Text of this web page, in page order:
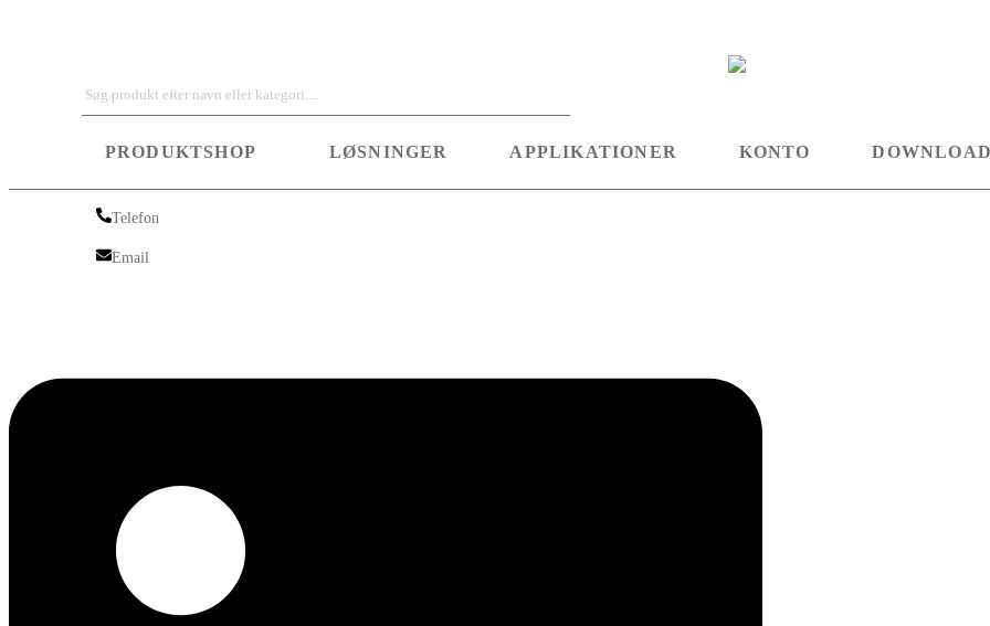
PRODUKTSHOP LØSNINGER APPLIKATIONER KONTO DOWNLOAD
Telefon
Email